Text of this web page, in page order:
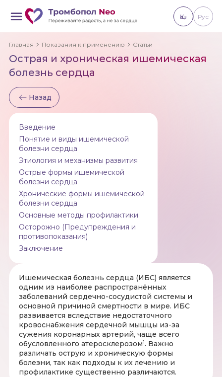
Қаз Рус
Главная Показания к применению Статьи
Острая и хроническая ишемическая
болезнь сердца
Назад
Введение
Понятие и виды ишемической
болезни сердца
Этиология и механизмы развития
Острые формы ишемической
болезни сердца
Хронические формы ишемической
болезни сердца
Основные методы профилактики
Осторожно (Предупреждения и
противопоказания)
Заключение
Ишемическая болезнь сердца (ИБС) является
одним из наиболее распространённых
заболеваний сердечно-сосудистой системы и
основной причиной смертности в мире. ИБС
развивается вследствие недостаточного
кровоснабжения сердечной мышцы из-за
сужения коронарных артерий, чаще всего
обусловленного атеросклерозом1. Важно
различать острую и хроническую формы
болезни, так как подходы к их лечению и
профилактике существенно различаются.